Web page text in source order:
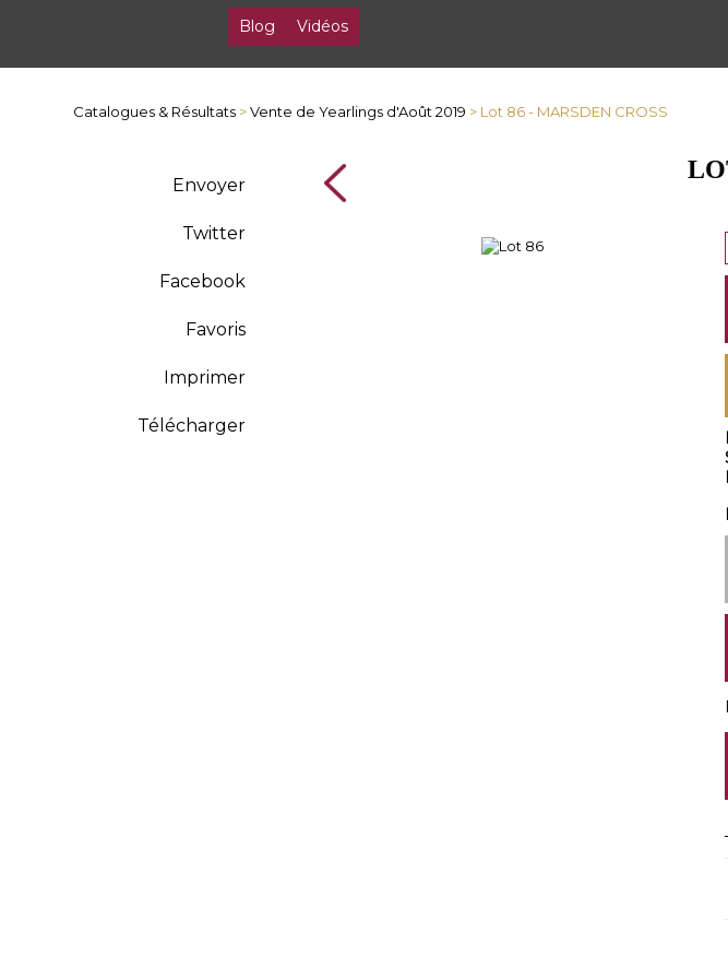
Blog Vidéos
Catalogues & Résultats >Vente de Yearlings d'Août 2019 > Lot 86 - MARSDEN CROSS
Envoyer
Twitter
Facebook
Favoris
Imprimer
Télécharger